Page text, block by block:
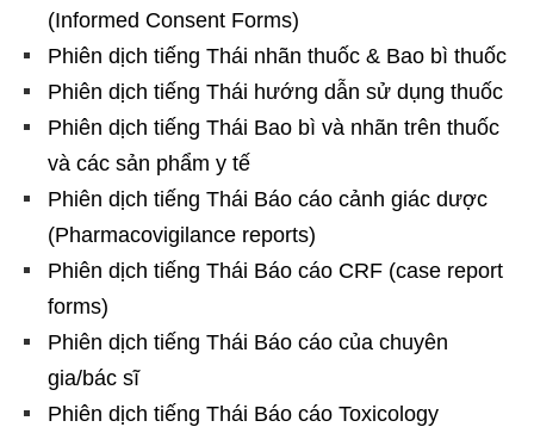
(Informed Consent Forms)
Phiên dịch tiếng Thái nhãn thuốc & Bao bì thuốc
Phiên dịch tiếng Thái hướng dẫn sử dụng thuốc
Phiên dịch tiếng Thái Bao bì và nhãn trên thuốc
và các sản phẩm y tế
Phiên dịch tiếng Thái Báo cáo cảnh giác dược
(Pharmacovigilance reports)
Phiên dịch tiếng Thái Báo cáo CRF (case report
forms)
Phiên dịch tiếng Thái Báo cáo của chuyên
gia/bác sĩ
Phiên dịch tiếng Thái Báo cáo Toxicology